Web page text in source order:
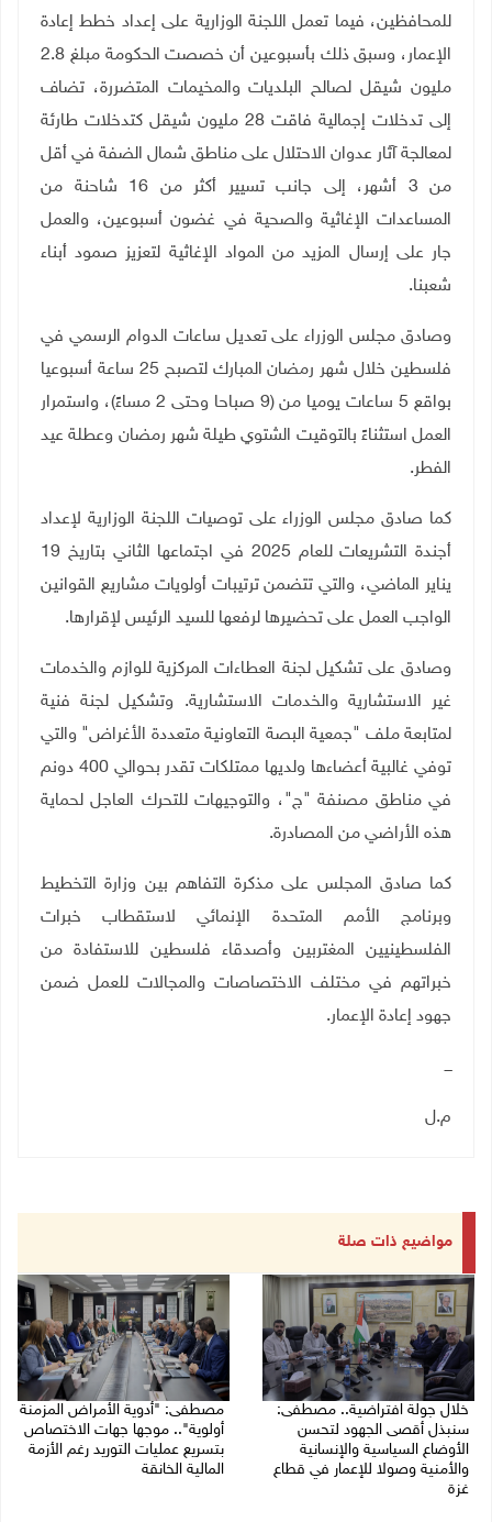
للمحافظين، فيما تعمل اللجنة الوزارية على إعداد خطط إعادة
الإعمار، وسبق ذلك بأسبوعين أن خصصت الحكومة مبلغ 2.8
مليون شيقل لصالح البلديات والمخيمات المتضررة، تضاف
إلى تدخلات إجمالية فاقت 28 مليون شيقل كتدخلات طارئة
لمعالجة آثار عدوان الاحتلال على مناطق شمال الضفة في أقل
من 3 أشهر، إلى جانب تسيير أكثر من 16 شاحنة من
المساعدات الإغاثية والصحية في غضون أسبوعين، والعمل
جار على إرسال المزيد من المواد الإغاثية لتعزيز صمود أبناء
شعبنا.
وصادق مجلس الوزراء على تعديل ساعات الدوام الرسمي في
فلسطين خلال شهر رمضان المبارك لتصبح 25 ساعة أسبوعيا
بواقع 5 ساعات يوميا من (9 صباحا وحتى 2 مساءً)، واستمرار
العمل استثناءً بالتوقيت الشتوي طيلة شهر رمضان وعطلة عيد
الفطر.
كما صادق مجلس الوزراء على توصيات اللجنة الوزارية لإعداد
أجندة التشريعات للعام 2025 في اجتماعها الثاني بتاريخ 19
يناير الماضي، والتي تتضمن ترتيبات أولويات مشاريع القوانين
الواجب العمل على تحضيرها لرفعها للسيد الرئيس لإقرارها.
وصادق على تشكيل لجنة العطاءات المركزية للوازم والخدمات
غير الاستشارية والخدمات الاستشارية. وتشكيل لجنة فنية
لمتابعة ملف "جمعية البصة التعاونية متعددة الأغراض" والتي
توفي غالبية أعضاءها ولديها ممتلكات تقدر بحوالي 400 دونم
في مناطق مصنفة "ج"، والتوجيهات للتحرك العاجل لحماية
هذه الأراضي من المصادرة.
كما صادق المجلس على مذكرة التفاهم بين وزارة التخطيط
وبرنامج الأمم المتحدة الإنمائي لاستقطاب خبرات
الفلسطينيين المغتربين وأصدقاء فلسطين للاستفادة من
خبراتهم في مختلف الاختصاصات والمجالات للعمل ضمن
جهود إعادة الإعمار.
ـــ
م.ل
مواضيع ذات صلة
خلال جولة افتراضية.. مصطفى:
سنبذل أقصى الجهود لتحسن
الأوضاع السياسية والإنسانية
والأمنية وصولا للإعمار في قطاع
غزة
مصطفى: "أدوية الأمراض المزمنة
أولوية".. موجها جهات الاختصاص
بتسريع عمليات التوريد رغم الأزمة
المالية الخانقة